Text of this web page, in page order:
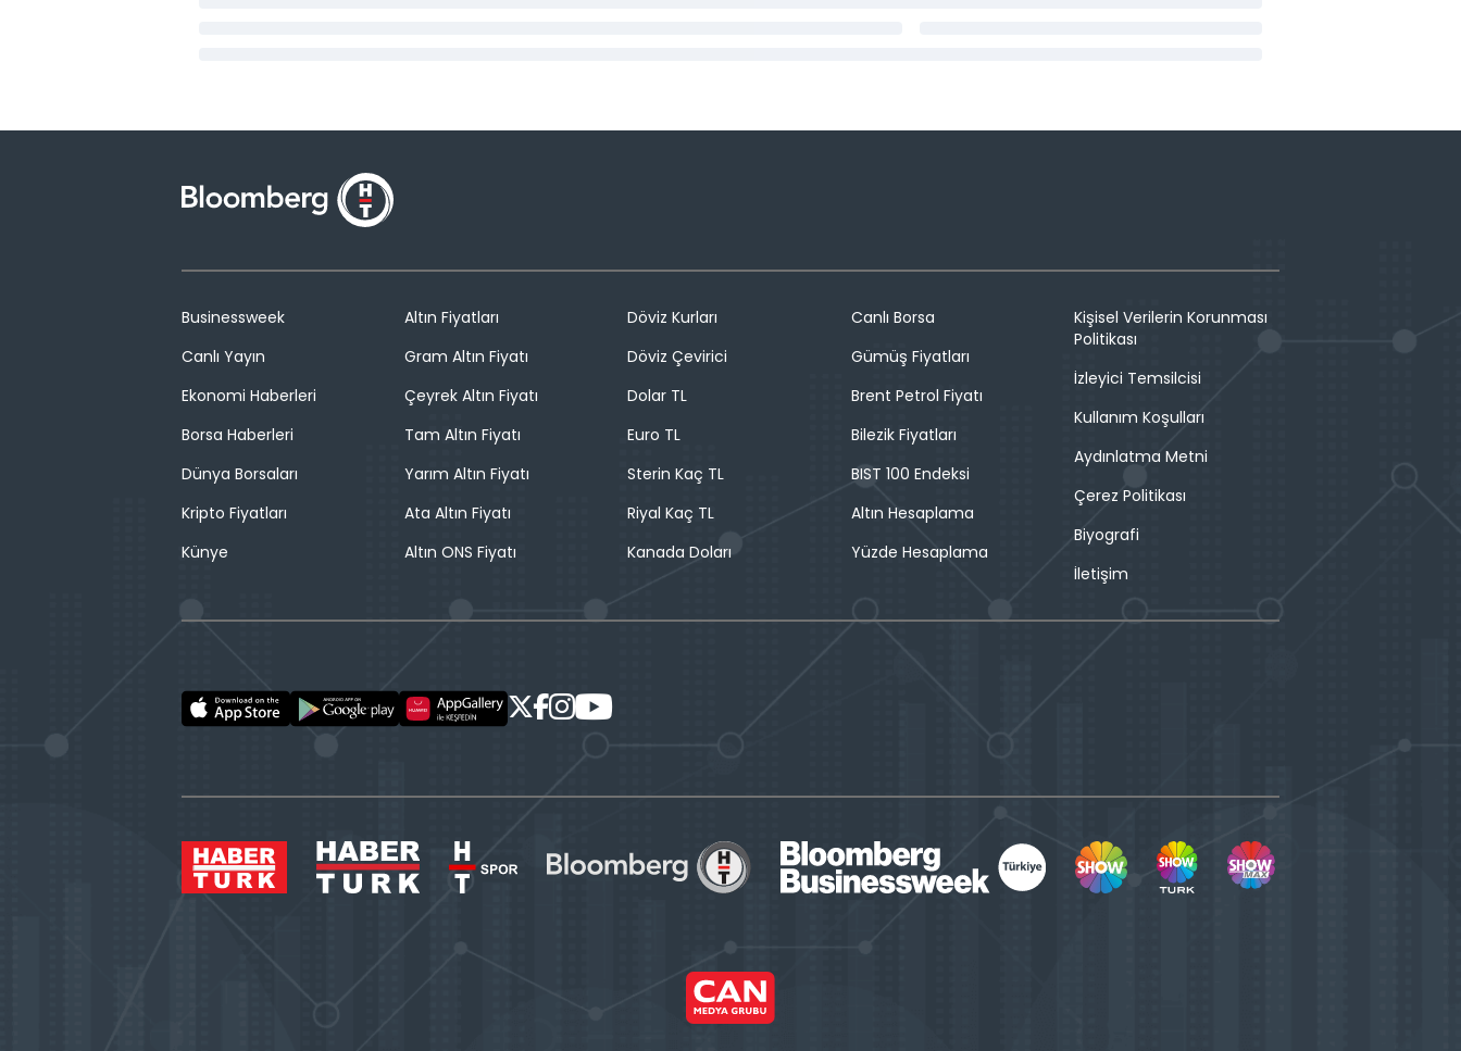
Businessweek
Canlı Yayın
Ekonomi Haberleri
Borsa Haberleri
Dünya Borsaları
Kripto Fiyatları
Künye
Altın Fiyatları
Gram Altın Fiyatı
Çeyrek Altın Fiyatı
Tam Altın Fiyatı
Yarım Altın Fiyatı
Ata Altın Fiyatı
Altın ONS Fiyatı
Döviz Kurları
Döviz Çevirici
Dolar TL
Euro TL
Sterin Kaç TL
Riyal Kaç TL
Kanada Doları
Canlı Borsa
Gümüş Fiyatları
Brent Petrol Fiyatı
Bilezik Fiyatları
BIST 100 Endeksi
Altın Hesaplama
Yüzde Hesaplama
Kişisel Verilerin Korunması
Politikası
İzleyici Temsilcisi
Kullanım Koşulları
Aydınlatma Metni
Çerez Politikası
Biyografi
İletişim